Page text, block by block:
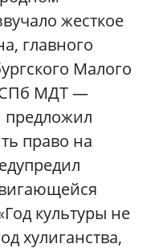
жесткое
главного
Малого
(СПб МДТ —
предложил
право на
культуры не
хулиганства,